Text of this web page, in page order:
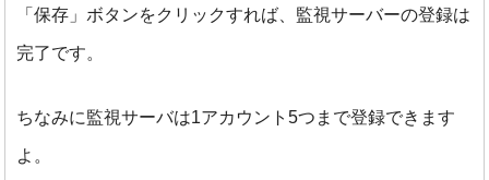
「保存」ボタンをクリックすれば、監視サーバーの登録は
完了です。
ちなみに監視サーバは1アカウント5つまで登録できます
よ。